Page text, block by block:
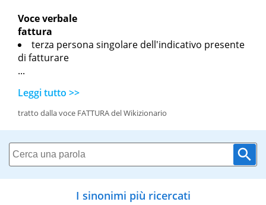
Voce verbale
fattura
terza persona singolare dell'indicativo presente
di fatturare
...
Leggi tutto >>
tratto dalla voce FATTURA del Wikizionario
I sinonimi più ricercati